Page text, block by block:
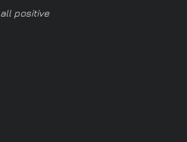
positive